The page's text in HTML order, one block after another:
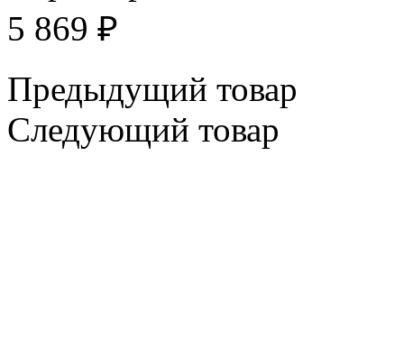
5 869 ₽
Предыдущий товар
Следующий товар